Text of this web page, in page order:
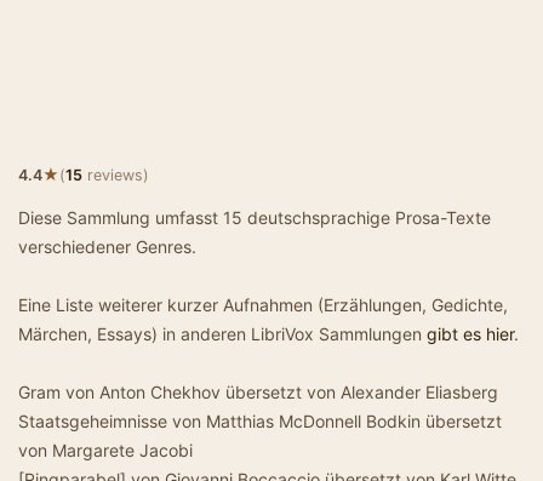
4.4★(15 reviews)
Diese Sammlung umfasst 15 deutschsprachige Prosa-Texte
verschiedener Genres.
Eine Liste weiterer kurzer Aufnahmen (Erzählungen, Gedichte,
Märchen, Essays) in anderen LibriVox Sammlungen gibt es hier.
Gram von Anton Chekhov übersetzt von Alexander Eliasberg
Staatsgeheimnisse von Matthias McDonnell Bodkin übersetzt
von Margarete Jacobi